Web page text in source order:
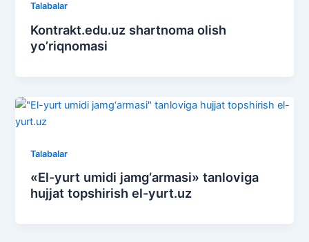
Talabalar
Kontrakt.edu.uz shartnoma olish
yo’riqnomasi
Talabalar
«El-yurt umidi jamg‘armasi» tanloviga
hujjat topshirish el-yurt.uz